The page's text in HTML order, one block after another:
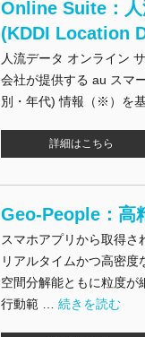
Online Suite：人
(KDDI Location
人流データ オンライン
会社が提供する au スマ
別・年代) 情報（※）を
詳細はこちら
Geo-People：高
スマホアプリから取得さ
リアルタイムかつ高密度
空間分解能ともに粒度が
行動範 …"Geo-People：
続きを読む